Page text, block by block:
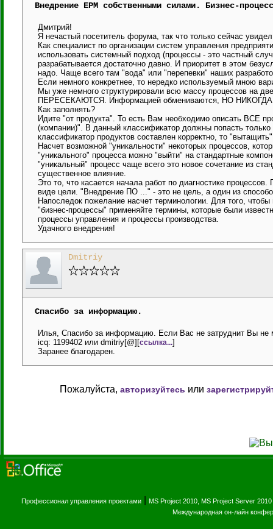
Внедрение EPM собственными силами. Бизнес-
Дмитрий!
Я нечастый посетитель форума, так что только сейчас
Как специалист по организации систем управления
использовать системный подход (процессы - это частный
разрабатывается достаточно давно. И приоритет в этом
надо. Чаще всего там "вода" или "перепевки" наших
Если немного конкретнее, то нередко используемый мною
Мы уже немного структурировали всю массу процессов на
ПЕРЕСЕКАЮТСЯ. Информацией обмениваются, НО НИКОГДА
Как заполнять?
Идите "от продукта". То есть Вам необходимо описать ВСЕ
(компании)". В данный классификатор должны попасть
классификатор продуктов составлен корректно, то
Насчет возможной "уникальности" некоторых процессов,
"уникального" процесса можно "выйти" на стандартные
"уникальный" процесс чаще всего это новое сочетание из
существенное влияние.
Это то, что касается начала работ по диагностике
виде цели. "Внедрение ПО ..." - это не цель, а один из
Напоследок пожелание насчет терминологии. Для того,
"бизнес-процессы" применяйте термины, которые были
процессы управления и процессы производства.
Удачного внедрения!
Dmitriy
Спасибо за информацию.
Илья, Спасибо за информацию. Если Вас не затруднит Вы не
icq: 1199402 или dmitriy[@][ссылка...]
Заранее благодарен.
Пожалуйста, авторизуйтесь или
Профессионал управления проектами MS Project 2010, MS Project Server 2010
Международная он-лайн